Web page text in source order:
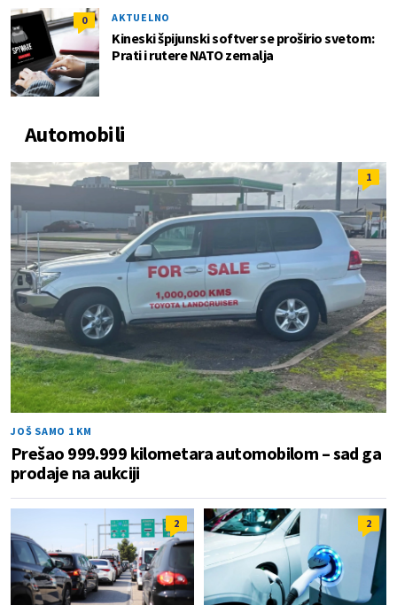
0 AKTUELNO
Kineski špijunski softver se proširio svetom:
Prati i rutere NATO zemalja
Automobili
1
JOŠ SAMO 1 KM
Prešao 999.999 kilometara automobilom – sad ga
prodaje na aukciji
2 2